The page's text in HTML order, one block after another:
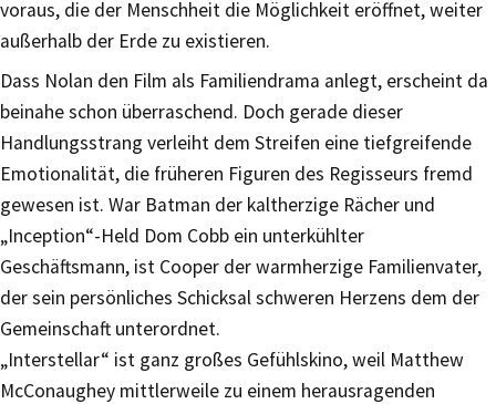
voraus, die der Menschheit die Möglichkeit eröffnet, weiter
außerhalb der Erde zu existieren.
Dass Nolan den Film als Familiendrama anlegt, erscheint da
beinahe schon überraschend. Doch gerade dieser
Handlungsstrang verleiht dem Streifen eine tiefgreifende
Emotionalität, die früheren Figuren des Regisseurs fremd
gewesen ist. War Batman der kaltherzige Rächer und
„Inception“-Held Dom Cobb ein unterkühlter
Geschäftsmann, ist Cooper der warmherzige Familienvater,
der sein persönliches Schicksal schweren Herzens dem der
Gemeinschaft unterordnet.
„Interstellar“ ist ganz großes Gefühlskino, weil Matthew
McConaughey mittlerweile zu einem herausragenden